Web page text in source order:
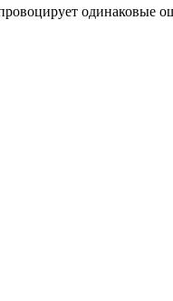
одинаковые